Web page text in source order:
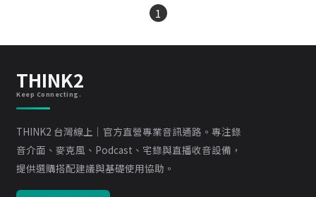
1
THINK2
Keep Connecting.
THINK2 台灣線上｜官方直營專業音訊通路。專注錄
音介面、麥克風、Podcast、宅錄與直播收音設備，
提供選購搭配建議與基礎使用協助。